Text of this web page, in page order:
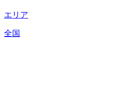
エリア
全国